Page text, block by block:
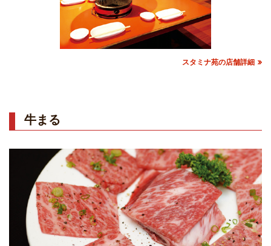
スタミナ苑の店舗詳細
牛まる